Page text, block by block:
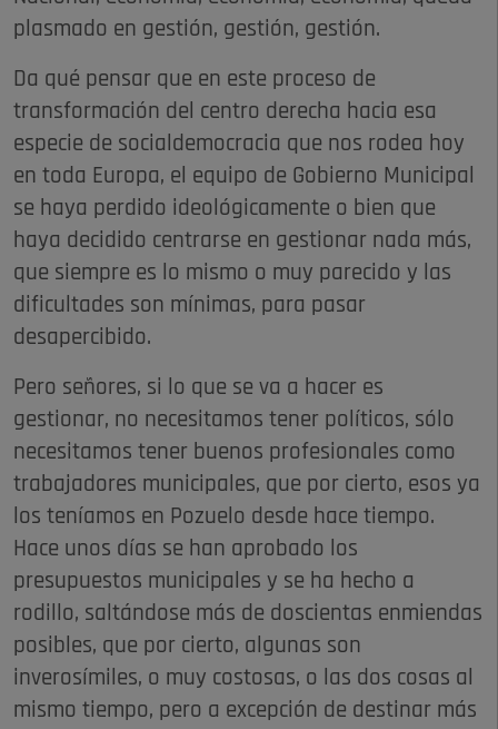
plasmado en gestión, gestión, gestión.
Da qué pensar que en este proceso de
transformación del centro derecha hacia esa
especie de socialdemocracia que nos rodea hoy
en toda Europa, el equipo de Gobierno Municipal
se haya perdido ideológicamente o bien que
haya decidido centrarse en gestionar nada más,
que siempre es lo mismo o muy parecido y las
dificultades son mínimas, para pasar
desapercibido.
Pero señores, si lo que se va a hacer es
gestionar, no necesitamos tener políticos, sólo
necesitamos tener buenos profesionales como
trabajadores municipales, que por cierto, esos ya
los teníamos en Pozuelo desde hace tiempo.
Hace unos días se han aprobado los
presupuestos municipales y se ha hecho a
rodillo, saltándose más de doscientas enmiendas
posibles, que por cierto, algunas son
inverosímiles, o muy costosas, o las dos cosas al
mismo tiempo, pero a excepción de destinar más